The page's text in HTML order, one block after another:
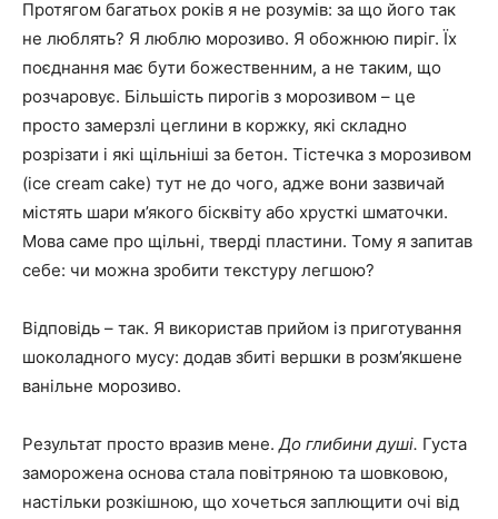
Протягом багатьох років я не розумів: за що його так
не люблять? Я люблю морозиво. Я обожнюю пиріг. Їх
поєднання має бути божественним, а не таким, що
розчаровує. Більшість пирогів з морозивом – це
просто замерзлі цеглини в коржку, які складно
розрізати і які щільніші за бетон. Тістечка з морозивом
(ice cream cake) тут не до чого, адже вони зазвичай
містять шари м’якого бісквіту або хрусткі шматочки.
Мова саме про щільні, тверді пластини. Тому я запитав
себе: чи можна зробити текстуру легшою?
Відповідь – так. Я використав прийом із приготування
шоколадного мусу: додав збиті вершки в розм’якшене
ванільне морозиво.
Результат просто вразив мене.До глибини душі. Густа
заморожена основа стала повітряною та шовковою,
настільки розкішною, що хочеться заплющити очі від